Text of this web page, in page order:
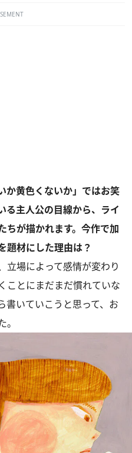
黄色くないか」ではお笑
る主人公の目線から、ライ
ちが描かれます。今作で加
題材にした理由は？
場によって感情が変わり
ことにまだまだ慣れていな
書いていこうと思って、お